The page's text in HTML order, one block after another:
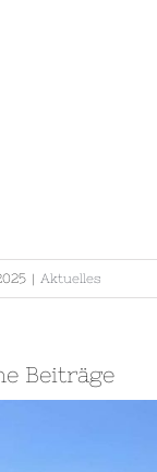
| Aktuelles
Beiträge